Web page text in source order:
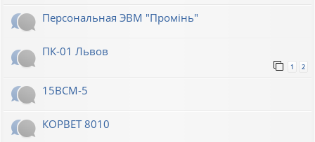
Персональная ЭВМ "Промiнь"
ПК-01 Львов
1 2
15ВСМ-5
КОРВЕТ 8010